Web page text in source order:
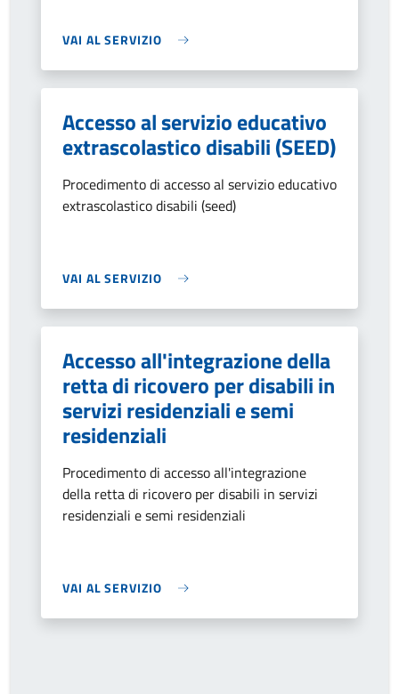
VAI AL SERVIZIO
Accesso al servizio educativo
extrascolastico disabili (SEED)
Procedimento di accesso al servizio educativo
extrascolastico disabili (seed)
VAI AL SERVIZIO
Accesso all'integrazione della
retta di ricovero per disabili in
servizi residenziali e semi
residenziali
Procedimento di accesso all'integrazione
della retta di ricovero per disabili in servizi
residenziali e semi residenziali
VAI AL SERVIZIO